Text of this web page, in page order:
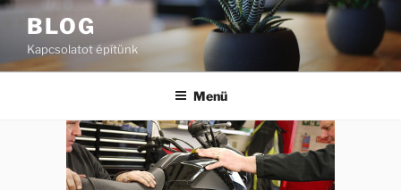
Tartalomhoz
BLOG
Kapcsolatot építünk
Menü